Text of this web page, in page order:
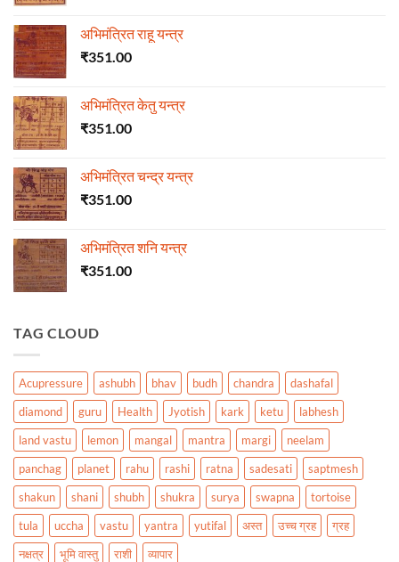
अभिमंत्रित राहू यन्त्र
₹351.00
अभिमंत्रित केतु यन्त्र
₹351.00
अभिमंत्रित चन्द्र यन्त्र
₹351.00
अभिमंत्रित शनि यन्त्र
₹351.00
TAG CLOUD
Acupressure ashubh bhav budh chandra
dashafal
diamond
guru Health Jyotish kark ketu
labhesh
land vastu
lemon mangal mantra margi
neelam
panchag
planet rahu rashi ratna sadesati
saptmesh
shakun
shani shubh shukra surya swapna
tortoise
tula
uccha vastu yantra yutifal अस्त उच्च ग्रह
ग्रह
नक्षत्र
भूमि वास्तु राशी व्यापार